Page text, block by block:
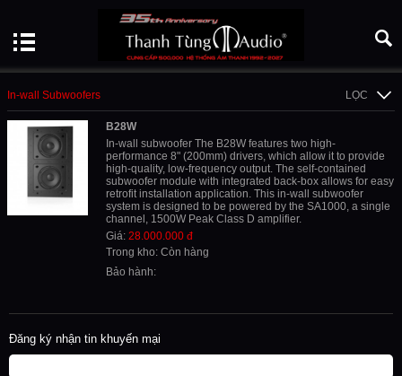
In-wall Subwoofers LỌC
B28W
In-wall subwoofer The B28W features two high-
performance 8" (200mm) drivers, which allow it to provide
high-quality, low-frequency output. The self-contained
subwoofer module with integrated back-box allows for easy
retrofit installation application. This in-wall subwoofer
system is designed to be powered by the SA1000, a single
channel, 1500W Peak Class D amplifier.
Giá: 28.000.000 đ
Trong kho: Còn hàng
Bảo hành:
Đăng ký nhận tin khuyến mại